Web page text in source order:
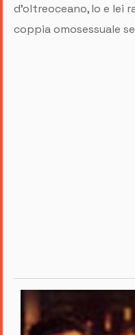
d'oltreoceano, Io e lei
coppia omosessuale